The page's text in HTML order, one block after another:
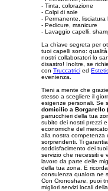
- Tinta, colorazione
- Colpi di sole
- Permanente, lisciatura
- Pedicure, manicure
- Lavaggio capelli,
La chiave segreta per
tuoi capelli sono:
nostri collaboratori lo
disastro! Inoltre, se
con Truccatrici ed
evenienza.
Tieni a mente che
stesso a scegliere il
esigenze personali. Se
domicilio a Borgarello
parrucchieri della tua
subito dei nostri prezzi
economiche del
alla nostra competenza
sorprendenti. Ti
soddisfacimento dei
servizio che necessiti e
lavoro da parte delle
della tua zona. E
consulenza qualora ne
Con Cronoshare, puoi
migliori servizi locali